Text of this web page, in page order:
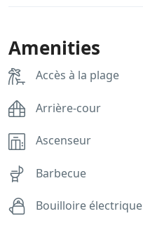
Amenities
Accès à la plage
Arrière-cour
Ascenseur
Barbecue
Bouilloire électrique